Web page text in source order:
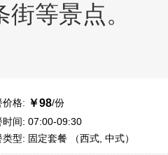
等景点。
价格: ￥98/份
时间: 07:00-09:30
类型: 固定套餐 （西式, 中式）